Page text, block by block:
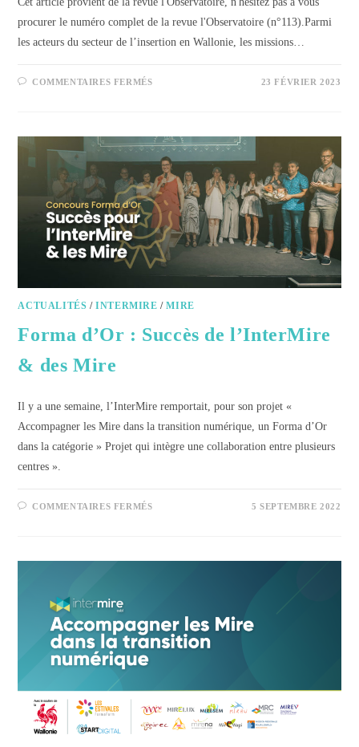
procurer le numéro complet de la revue l'Observatoire (n°113).Parmi
les acteurs du secteur de l’insertion en Wallonie, les missions…
COMMENTAIRES FERMÉS 23 FÉVRIER 2023
ACTUALITÉS /INTERMIRE /MIRE
Forma d’Or : Succès de l’InterMire
& des Mire
Il y a une semaine, l’InterMire remportait, pour son projet «
Accompagner les Mire dans la transition numérique, un Forma d’Or
dans la catégorie » Projet qui intègre une collaboration entre plusieurs
centres ».
COMMENTAIRES FERMÉS 5 SEPTEMBRE 2022